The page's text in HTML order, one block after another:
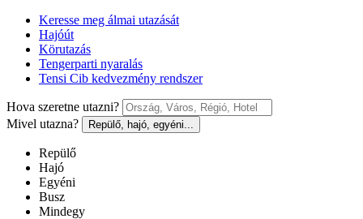
Keresse meg álmai utazását
Hajóút
Körutazás
Tengerparti nyaralás
Tensi Cib kedvezmény rendszer
Hova szeretne utazni?
Mivel utazna?
Repülő, hajó, egyéni...
Repülő
Hajó
Egyéni
Busz
Mindegy